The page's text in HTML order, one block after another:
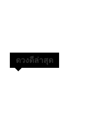
ดวงดีล่าสุด